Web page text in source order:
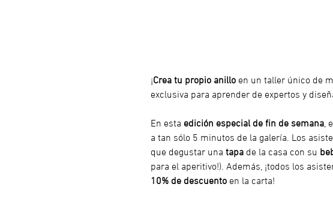
¡Crea tu propio anillo en un taller único de
exclusiva para aprender de expertos y
En esta edición especial de fin de semana,
a tan sólo 5 minutos de la galería. Los
que degustar una tapa de la casa con su
para el aperitivo!). Además, ¡todos los
10% de descuento en la carta!